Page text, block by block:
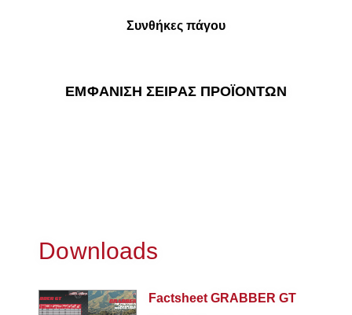
Συνθήκες πάγου
ΕΜΦΆΝΙΣΗ ΣΕΙΡΆΣ ΠΡΟΪΌΝΤΩΝ
Downloads
Factsheet GRABBER GT